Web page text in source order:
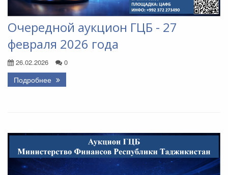
Очередной аукцион ГЦБ - 27
февраля 2026 года
26.02.2026 0
Подробнее